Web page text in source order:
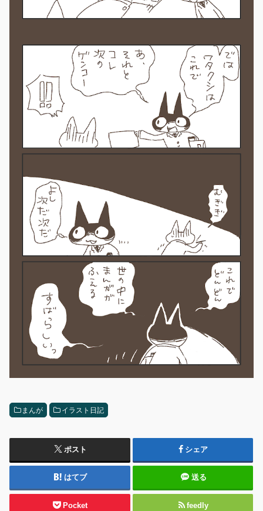
まんが イラスト日記
ポスト シェア
はてブ 送る
Pocket feedly